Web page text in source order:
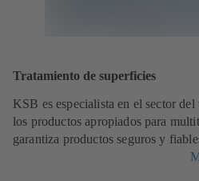
Tratamiento de superficies
KSB es especialista en el sector
los productos apropiados para
garantiza productos seguros y